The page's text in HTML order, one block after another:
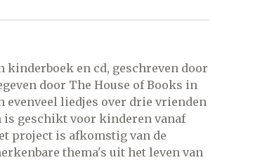
en cd, geschreven door
door The House of Books in
evenveel liedjes over drie vrienden
is geschikt voor kinderen vanaf
project is afkomstig van de
thema's uit het leven van